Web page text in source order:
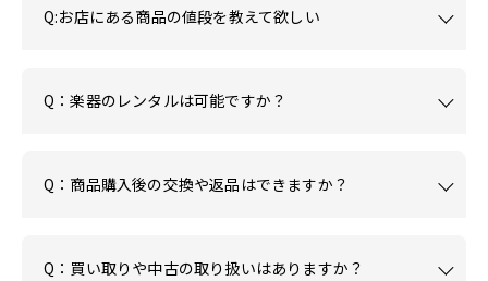
Q:お店にある商品の値段を教えて欲しい
Q：楽器のレンタルは可能ですか？
Q：商品購入後の交換や返品はできますか？
Q：買い取りや中古の取り扱いはありますか？